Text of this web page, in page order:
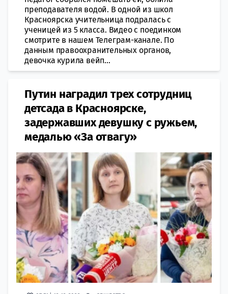
преподавателя водой. В одной из школ
Красноярска учительница подралась с
ученицей из 5 класса. Видео с поединком
смотрите в нашем Телеграм-канале. По
данным правоохранительных органов,
девочка курила вейп...
Путин наградил трех сотрудниц
детсада в Красноярске,
задержавших девушку с ружьем,
медалью «За отвагу»